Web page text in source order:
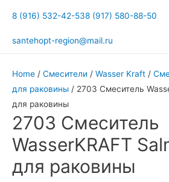
8 (916) 532-42-538 (917) 580-88-50
santehopt-region@mail.ru
Home / Смесители / Wasser Kraft /
для раковины / 2703 Смеситель
для раковины
2703 Смеситель
WasserKRAFT
для раковины